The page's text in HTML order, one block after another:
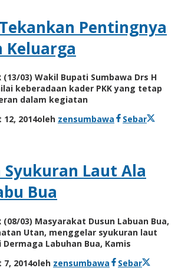
Tekankan Pentingnya
Keluarga
(13/03) Wakil Bupati Sumbawa Drs H
keberadaan kader PKK yang tetap
dalam kegiatan
2014oleh zensumbawa
Sebar
Laut Ala
Bua
(08/03) Masyarakat Dusun Labuan Bua,
Utan, menggelar syukuran laut
Labuhan Bua, Kamis
2014oleh zensumbawa
Sebar